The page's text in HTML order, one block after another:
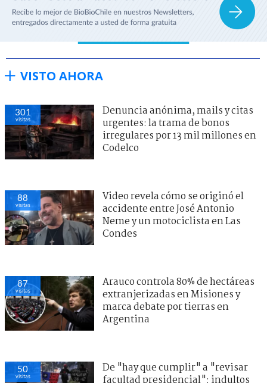
VISTO AHORA
301
visitas
Denuncia anónima, mails y citas
urgentes: la trama de bonos
irregulares por 13 mil millones en
Codelco
88
visitas
Video revela cómo se originó el
accidente entre José Antonio
Neme y un motociclista en Las
Condes
87
visitas
Arauco controla 80% de hectáreas
extranjerizadas en Misiones y
marca debate por tierras en
Argentina
50
visitas
De "hay que cumplir" a "revisar